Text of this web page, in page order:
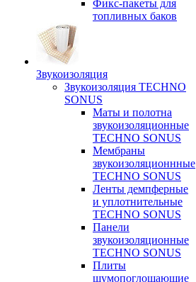
Фикс-пакеты для
топливных баков
Звукоизоляция
Звукоизоляция TECHNO
SONUS
Маты и полотна
звукоизоляционные
TECHNO SONUS
Мембраны
звукоизоляционнные
TECHNO SONUS
Ленты демпферные
и уплотнительные
TECHNO SONUS
Панели
звукоизоляционные
TECHNO SONUS
Плиты
шумопоглощающие